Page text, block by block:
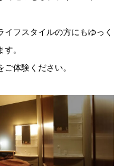
フスタイルの方にもゆっく
。
体験ください。